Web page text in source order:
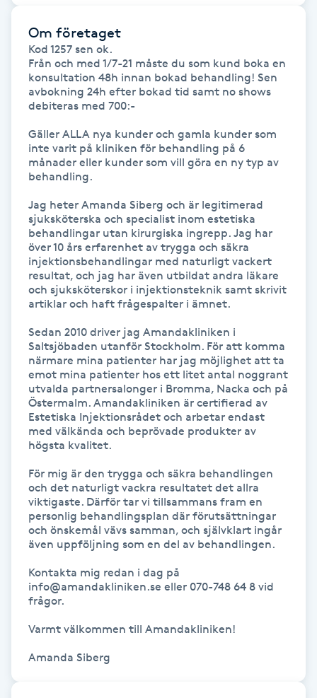
Gruppträning
Gua Sha-massage
Headspa
Healing
Herrklippning
HIFU
Hot Stone Massage
Hot yoga
Hudföryngring
Huduppstramning
Hudvård
Hyperhidros
Hypnos
Hårborttagning
Om företaget
Kod 1257 sen ok.
Från och med 1/7-21 måste du som kund boka en
konsultation 48h innan bokad behandling! Sen
avbokning 24h efter bokad tid samt no shows
debiteras med 700:-
Gäller ALLA nya kunder och gamla kunder som
inte varit på kliniken för behandling på 6
månader eller kunder som vill göra en ny typ av
behandling.
Jag heter Amanda Siberg och är legitimerad
sjuksköterska och specialist inom estetiska
behandlingar utan kirurgiska ingrepp. Jag har
över 10 års erfarenhet av trygga och säkra
injektionsbehandlingar med naturligt vackert
resultat, och jag har även utbildat andra läkare
och sjuksköterskor i injektionsteknik samt skrivit
artiklar och haft frågespalter i ämnet.
Sedan 2010 driver jag Amandakliniken i
Saltsjöbaden utanför Stockholm. För att komma
närmare mina patienter har jag möjlighet att ta
emot mina patienter hos ett litet antal noggrant
utvalda partnersalonger i Bromma, Nacka och på
Östermalm. Amandakliniken är certifierad av
Estetiska Injektionsrådet och arbetar endast
med välkända och beprövade produkter av
högsta kvalitet.
För mig är den trygga och säkra behandlingen
och det naturligt vackra resultatet det allra
viktigaste. Därför tar vi tillsammans fram en
personlig behandlingsplan där förutsättningar
och önskemål vävs samman, och självklart ingår
även uppföljning som en del av behandlingen.
Kontakta mig redan i dag på
info@amandakliniken.se eller 070-748 64 8 vid
frågor.
Varmt välkommen till Amandakliniken!
Amanda Siberg